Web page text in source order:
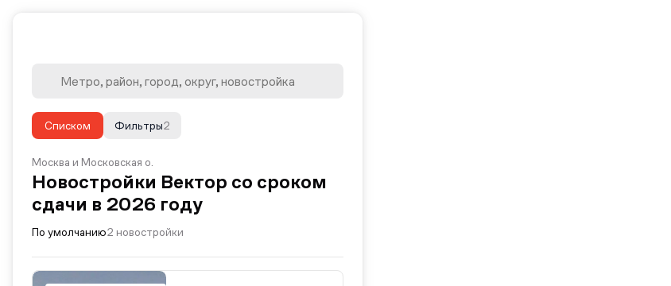
Списком 2
Фильтры
Москва и Московская о.
Новостройки Вектор со сроком
сдачи в 2026 году
По умолчанию2 новостройки